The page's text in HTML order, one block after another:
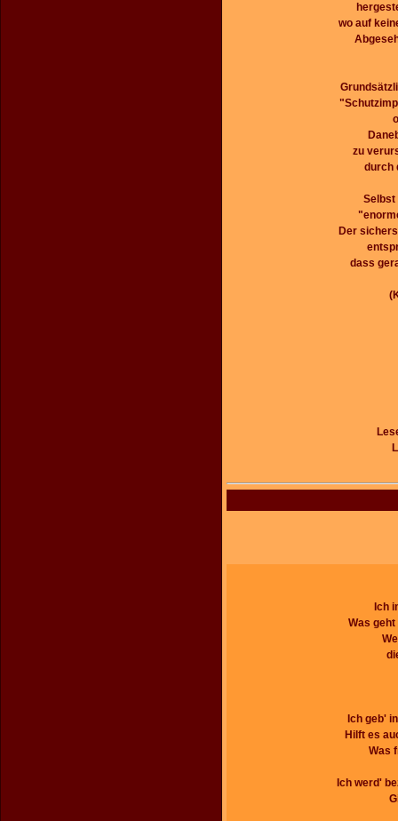
wo auf
zu
durch
Selbst
Der
dass
Ich
Was
Ich geb'
Hilft es
Was
Ich werd'